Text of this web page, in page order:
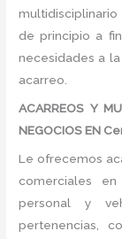
de principio a
necesidades a
acarreo.
ACARREOS Y
NEGOCIOS EN
Le ofrecemos
comerciales
personal y
pertenencias,